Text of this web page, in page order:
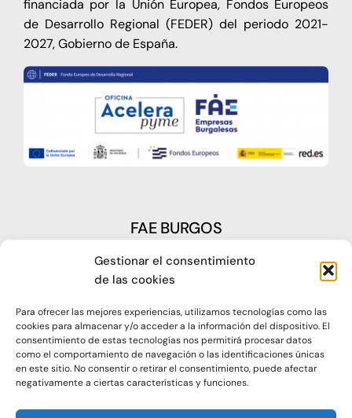
Gestionar el consentimiento
de las cookies
Para ofrecer las mejores experiencias, utilizamos tecnologías como las
cookies para almacenar y/o acceder a la información del dispositivo. El
consentimiento de estas tecnologías nos permitirá procesar datos
como el comportamiento de navegación o las identificaciones únicas
en este sitio. No consentir o retirar el consentimiento, puede afectar
negativamente a ciertas características y funciones.
financiada por la Unión Europea, Fondos Europeos
de Desarrollo Regional (FEDER) del periodo 2021-
2027, Gobierno de España.
FAE BURGOS
Plaza Castilla, nº1 – 09003 Burgos
Telf: 947 266 142
Fax: 947 273 797
oap@faeburgos.org